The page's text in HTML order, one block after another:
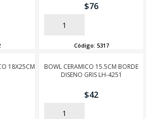
$76
AÑADIR
Código: 5317
18X25CM
BOWL CERAMICO 15.5CM BORDE
DISENO GRIS LH-4251
$42
AÑADIR